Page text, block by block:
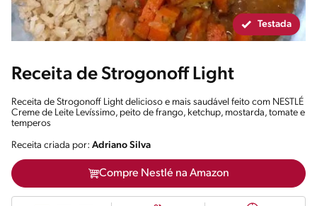
Testada
Receita de Strogonoff Light
Receita de Strogonoff Light delicioso e mais saudável feito com NESTLÉ
Creme de Leite Levíssimo, peito de frango, ketchup, mostarda, tomate e
temperos
Receita criada por: Adriano Silva
Compre Nestlé na Amazon